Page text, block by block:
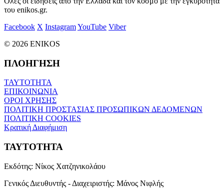
του enikos.gr.
Facebook X InstagramYouTube Viber
© 2026 ENIKOS
ΠΛΟΗΓΗΣΗ
ΤΑΥΤΟΤΗΤΑ
ΕΠΙΚΟΙΝΩΝΙΑ
ΟΡΟΙ ΧΡΗΣΗΣ
ΠΟΛΙΤΙΚΗ ΠΡΟΣΤΑΣΙΑΣ ΠΡΟΣΩΠΙΚΩΝ ΔΕΔΟΜΕΝΩΝ
ΠΟΛΙΤΙΚΗ COOKIES
Κρατική Διαφήμιση
ΤΑΥΤΟΤΗΤΑ
Εκδότης: Νίκος Χατζηνικολάου
Γενικός Διευθυντής - Διαχειριστής: Μάνος Νιφλής